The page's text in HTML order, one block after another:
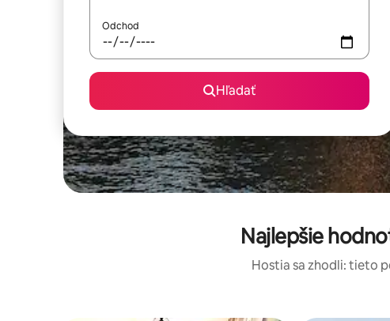
Odchod
Hľadať
Najlepšie
Hostia sa zhodli: tieto